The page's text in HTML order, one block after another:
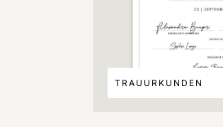
TRAUURKUNDEN